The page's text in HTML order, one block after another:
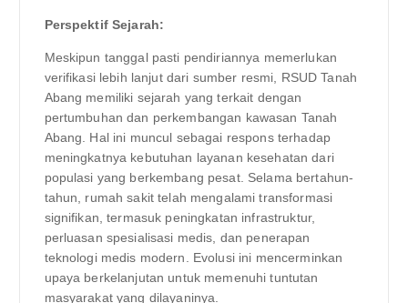
Perspektif Sejarah:
Meskipun tanggal pasti pendiriannya memerlukan
verifikasi lebih lanjut dari sumber resmi, RSUD Tanah
Abang memiliki sejarah yang terkait dengan
pertumbuhan dan perkembangan kawasan Tanah
Abang. Hal ini muncul sebagai respons terhadap
meningkatnya kebutuhan layanan kesehatan dari
populasi yang berkembang pesat. Selama bertahun-
tahun, rumah sakit telah mengalami transformasi
signifikan, termasuk peningkatan infrastruktur,
perluasan spesialisasi medis, dan penerapan
teknologi medis modern. Evolusi ini mencerminkan
upaya berkelanjutan untuk memenuhi tuntutan
masyarakat yang dilayaninya.